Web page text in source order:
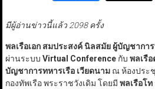
มีผู้อ่านข่าวนี้แล้ว 2098 ครั้ง
พลเรือเอก สมประสงค์ นิลสมัย ผู้บัญชากา
ผ่านระบบ Virtual Conferenceกับ พลเรือ
บัญชาการทหารเรือ เวียดนามณ ห้องประ
กองทัพเรือ พระราชวังเดิม โดยมี พลเรือโ